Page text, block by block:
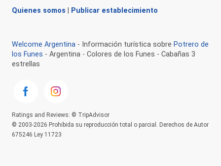
Quienes somos Publicar establecimiento
Welcome Argentina - Información turística sobre Potrero de
los Funes - Argentina - Colores de los Funes - Cabañas 3
estrellas
Ratings and Reviews: © TripAdvisor
© 2003-2026 Prohibida su reproducción total o parcial. Derechos de Autor
675246 Ley 11723